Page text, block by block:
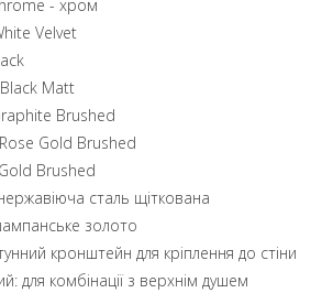
- хром
Velvet
Matt
Brushed
Gold Brushed
Brushed
сталь щіткована
золото
кронштейн для кріплення до стіни
для комбінації з верхнім душем